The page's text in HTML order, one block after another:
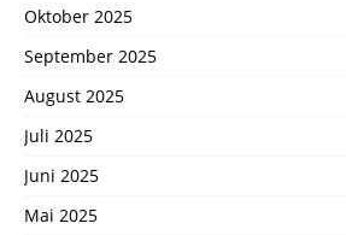
Oktober 2025
September 2025
August 2025
Juli 2025
Juni 2025
Mai 2025